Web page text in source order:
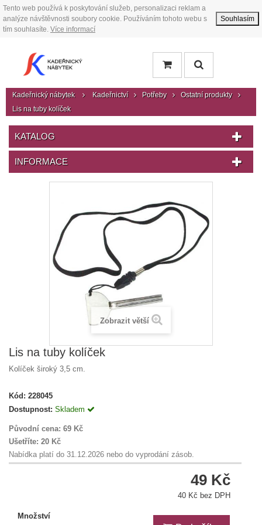
Tento web používá k poskytování služeb, personalizaci reklam a
analýze návštěvnosti soubory cookie. Používáním tohoto webu s
tím souhlasíte. Více informací
Souhlasím
Kadeřnický nábytek Kadeřnictví Potřeby
Ostatní produkty
Lis na tuby kolíček
KATALOG
INFORMACE
Zobrazit větší
Lis na tuby kolíček
Kolíček široký 3,5 cm.
Kód: 228045
Dostupnost: Skladem
Původní cena: 69 Kč
Ušetříte: 20 Kč
Nabídka platí do 31.12.2026 nebo do vyprodání zásob.
49 Kč
40 Kč bez DPH
Množství